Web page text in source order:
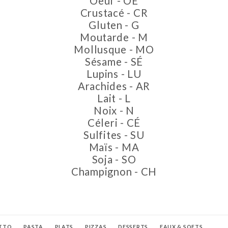
Crustacé - CR
Gluten - G
Moutarde - M
Mollusque - MO
Sésame - SÉ
Lupins - LU
Arachides - AR
Lait - L
Noix - N
Céleri - CÉ
Sulfites - SU
Maïs - MA
Soja - SO
Champignon - CH